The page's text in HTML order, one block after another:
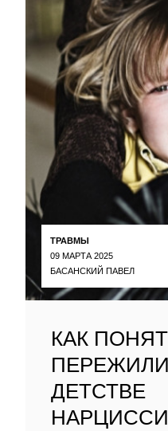
ТРАВМЫ
09 МАРТА 2025
БАСАНСКИЙ ПАВЕЛ
КАК
ДЕТСТВЕ